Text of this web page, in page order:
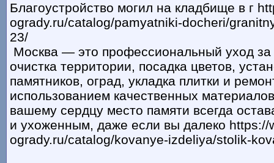
Благоустройство могил на кладбище в г
ogrady.ru/catalog/pamyatniki-docheri/
23/
Москва — это профессиональный уход за
очистка территории, посадка цветов,
памятников, оград, укладка плитки и
использованием качественных
вашему сердцу место памяти всегда
и ухоженным, даже если вы далеко https://
ogrady.ru/catalog/kovanye-izdeliya/stolik-